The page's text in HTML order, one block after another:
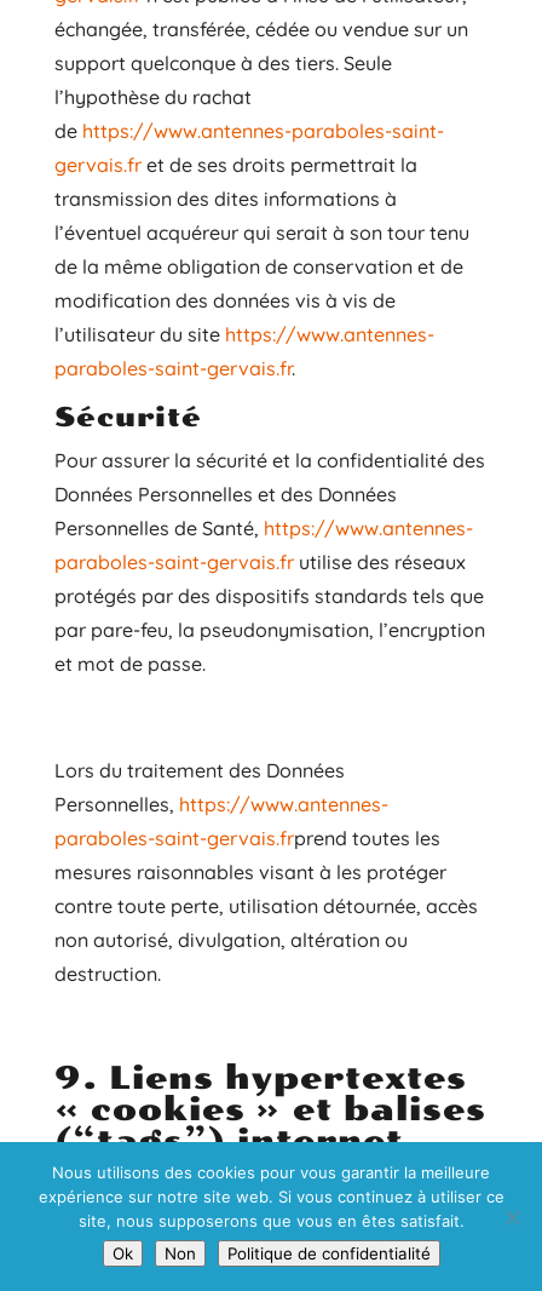
échangée, transférée, cédée ou vendue sur un
support quelconque à des tiers. Seule
l’hypothèse du rachat
de https://www.antennes-paraboles-saint-
gervais.fr et de ses droits permettrait la
transmission des dites informations à
l’éventuel acquéreur qui serait à son tour tenu
de la même obligation de conservation et de
modification des données vis à vis de
l’utilisateur du site https://www.antennes-
paraboles-saint-gervais.fr.
Sécurité
Pour assurer la sécurité et la confidentialité des
Données Personnelles et des Données
Personnelles de Santé, https://www.antennes-
paraboles-saint-gervais.fr utilise des réseaux
protégés par des dispositifs standards tels que
par pare-feu, la pseudonymisation, l’encryption
et mot de passe.
Lors du traitement des Données
Personnelles, https://www.antennes-
paraboles-saint-gervais.frprend toutes les
mesures raisonnables visant à les protéger
contre toute perte, utilisation détournée, accès
non autorisé, divulgation, altération ou
destruction.
9. Liens hypertextes
« cookies » et balises
(“tags”) internet
Le sitehttps://www.antennes-paraboles-saint-
gervais.frcontient un certain nombre de liens
hypertextes vers d’autres sites, mis en place
Nous utilisons des cookies pour vous garantir la meilleure
expérience sur notre site web. Si vous continuez à utiliser ce
site, nous supposerons que vous en êtes satisfait.
Ok
Non Politique de confidentialité